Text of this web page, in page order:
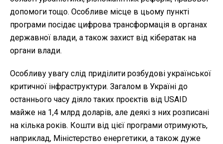
допомоги тощо. Особливе місце в цьому пункті
програми посідає цифрова трансформація в органах
державної влади, а також захист від кібератак на
органи влади.
Особливу увагу слід приділити розбудові української
критичної інфраструктури. Загалом в Україні до
останнього часу діяло таких проєктів від USAID
майже на 1,4 млрд доларів, але деякі з них розписані
на кілька років. Кошти від цієї програми отримують,
наприклад, Міністерство енергетики, а також дуже